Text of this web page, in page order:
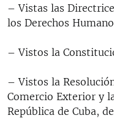
– Vistas las
los Derechos
– Vistos la
– Vistos la
Comercio Exterior y
República de Cuba,